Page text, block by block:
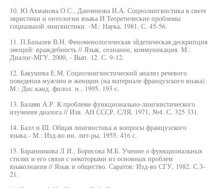
10. Ю.Ахманова О С., Данчинова И.А. Социолингвистика в свете
эвристики и онтологии языка И Теоретические проблемы
социальной лингвистики. -М.: Наука, 1981. С. 45-56.
11. П.Базылев В.Н. Феноменологическая эйдетическая дескрипция
эмоций: враждебность // Язык, сознание, коммуникация. М.:
Диалог-МГУ, 2000, - Вып. 12. С. 9-12.
12. Бакушева Е.М. Социолингвистический анализ речевого
поведения мужчин и женщин (на материале французского языка).
М.: Дис.канд. филол. н., 1995. 193 с.
13. Балаян А.Р. К проблеме функционально-лингвистического
изучения диалога // Изв. АН СССР, СЛЯ, 1971, №4. С. 325 331.
14. Балл и Ш. Общая лингвистика и вопросы французского
языка.- М.: Изд-во ин. лит-ры, 1955. 416 с.
15. Баранникова Л И., Борисова М.Б. Учение о функциональных
стилях и его связи с некоторыми из основных проблем
языкознания // Язык и общество. Саратов: Изд-во СГУ, 1982. С.3-
21.